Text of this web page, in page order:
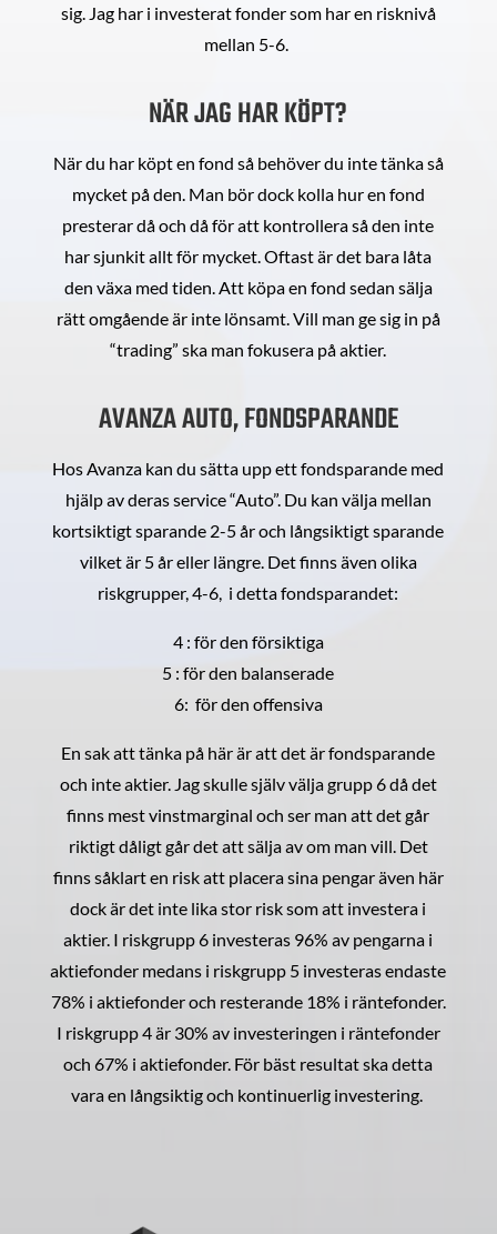
sig. Jag har i investerat fonder som har en risknivå
mellan 5-6.
NÄR JAG HAR KÖPT?
När du har köpt en fond så behöver du inte tänka så
mycket på den. Man bör dock kolla hur en fond
presterar då och då för att kontrollera så den inte
har sjunkit allt för mycket. Oftast är det bara låta
den växa med tiden. Att köpa en fond sedan sälja
rätt omgående är inte lönsamt. Vill man ge sig in på
“trading” ska man fokusera på aktier.
AVANZA AUTO, FONDSPARANDE
Hos Avanza kan du sätta upp ett fondsparande med
hjälp av deras service “Auto”. Du kan välja mellan
kortsiktigt sparande 2-5 år och långsiktigt sparande
vilket är 5 år eller längre. Det finns även olika
riskgrupper, 4-6, i detta fondsparandet:
4 : för den försiktiga
5 : för den balanserade
6: för den offensiva
En sak att tänka på här är att det är fondsparande
och inte aktier. Jag skulle själv välja grupp 6 då det
finns mest vinstmarginal och ser man att det går
riktigt dåligt går det att sälja av om man vill. Det
finns såklart en risk att placera sina pengar även här
dock är det inte lika stor risk som att investera i
aktier. I riskgrupp 6 investeras 96% av pengarna i
aktiefonder medans i riskgrupp 5 investeras endaste
78% i aktiefonder och resterande 18% i räntefonder.
I riskgrupp 4 är 30% av investeringen i räntefonder
och 67% i aktiefonder. För bäst resultat ska detta
vara en långsiktig och kontinuerlig investering.